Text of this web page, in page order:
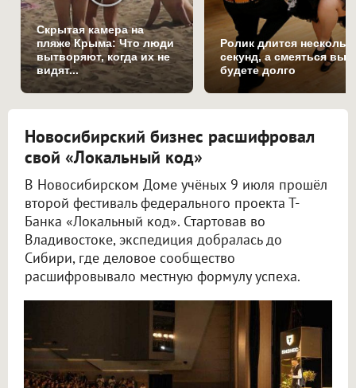
Скрытая камера на
пляже Крыма: Что люди
вытворяют, когда их не
видят...
Ролик длится
секунд, а смеяться вы
будете долго
Новосибирский бизнес расшифровал
свой «Локальный код»
В Новосибирском Доме учёных 9 июля прошёл
второй фестиваль федерального проекта Т-
Банка «Локальный код». Стартовав во
Владивостоке, экспедиция добралась до
Сибири, где деловое сообщество
расшифровывало местную формулу успеха.